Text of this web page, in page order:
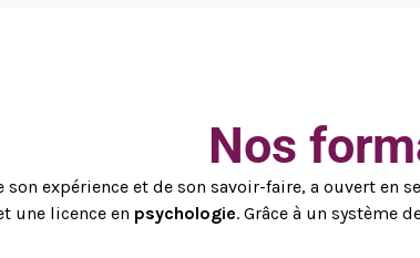
Nos
son expérience et de son savoir-faire, a ouvert
une licence en psychologie. Grâce à un système